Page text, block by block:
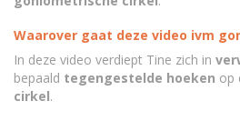
Waarover gaat deze video ivm
In deze video verdiept Tine zich in
bepaald tegengestelde hoeken op
cirkel.